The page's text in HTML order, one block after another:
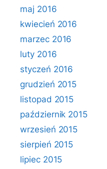
maj 2016
kwiecień 2016
marzec 2016
luty 2016
styczeń 2016
grudzień 2015
listopad 2015
październik 2015
wrzesień 2015
sierpień 2015
lipiec 2015